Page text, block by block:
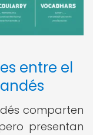
entre el
comparten
presentan